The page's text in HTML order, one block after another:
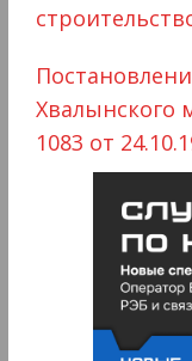
Хвалынского
1083 от